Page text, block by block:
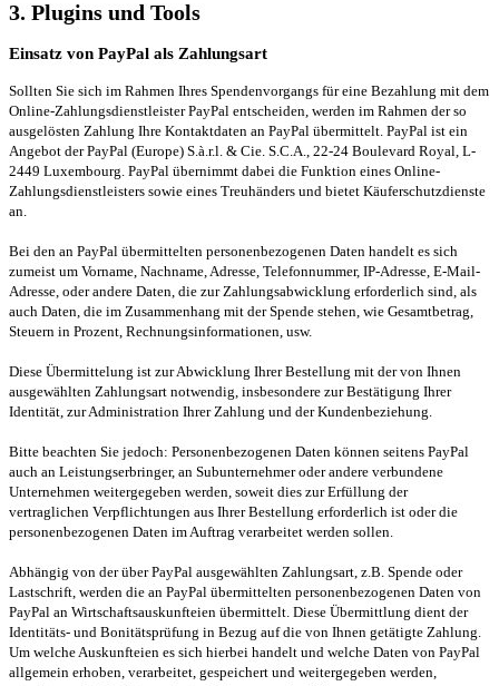
3. Plugins und Tools
Einsatz von PayPal als Zahlungsart
Sollten Sie sich im Rahmen Ihres Spendenvorgangs für eine Bezahlung mit dem
Online-Zahlungsdienstleister PayPal entscheiden, werden im Rahmen der so
ausgelösten Zahlung Ihre Kontaktdaten an PayPal übermittelt. PayPal ist ein
Angebot der PayPal (Europe) S.à.r.l. & Cie. S.C.A., 22-24 Boulevard Royal, L-
2449 Luxembourg. PayPal übernimmt dabei die Funktion eines Online-
Zahlungsdienstleisters sowie eines Treuhänders und bietet Käuferschutzdienste
an.
Bei den an PayPal übermittelten personenbezogenen Daten handelt es sich
zumeist um Vorname, Nachname, Adresse, Telefonnummer, IP-Adresse, E-Mail-
Adresse, oder andere Daten, die zur Zahlungsabwicklung erforderlich sind, als
auch Daten, die im Zusammenhang mit der Spende stehen, wie Gesamtbetrag,
Steuern in Prozent, Rechnungsinformationen, usw.
Diese Übermittelung ist zur Abwicklung Ihrer Bestellung mit der von Ihnen
ausgewählten Zahlungsart notwendig, insbesondere zur Bestätigung Ihrer
Identität, zur Administration Ihrer Zahlung und der Kundenbeziehung.
Bitte beachten Sie jedoch: Personenbezogenen Daten können seitens PayPal
auch an Leistungserbringer, an Subunternehmer oder andere verbundene
Unternehmen weitergegeben werden, soweit dies zur Erfüllung der
vertraglichen Verpflichtungen aus Ihrer Bestellung erforderlich ist oder die
personenbezogenen Daten im Auftrag verarbeitet werden sollen.
Abhängig von der über PayPal ausgewählten Zahlungsart, z.B. Spende oder
Lastschrift, werden die an PayPal übermittelten personenbezogenen Daten von
PayPal an Wirtschaftsauskunfteien übermittelt. Diese Übermittlung dient der
Identitäts- und Bonitätsprüfung in Bezug auf die von Ihnen getätigte Zahlung.
Um welche Auskunfteien es sich hierbei handelt und welche Daten von PayPal
allgemein erhoben, verarbeitet, gespeichert und weitergegeben werden,